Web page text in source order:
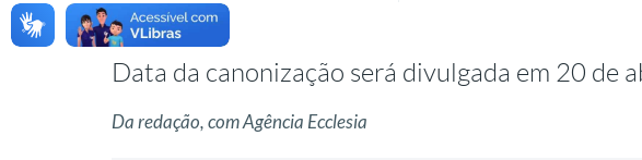
Data da canonização será divulgada em 20 de
Da redação, com Agência Ecclesia